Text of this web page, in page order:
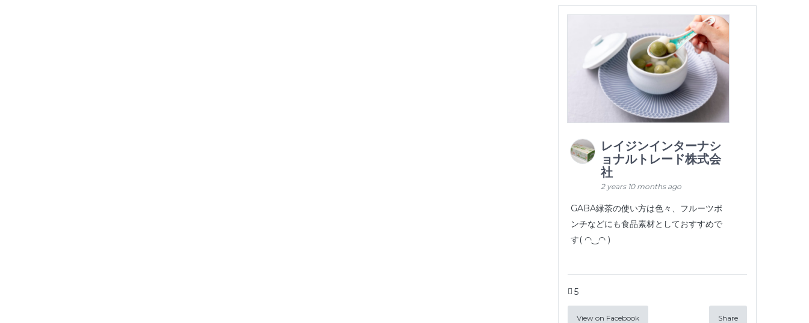
レイジンインターナシ
ョナルトレード株式会
社
2 years 10 months ago
GABA緑茶の使い方は色々、フルーツポ
ンチなどにも食品素材としておすすめで
す( ◠‿◠ )
5
View on Facebook Share